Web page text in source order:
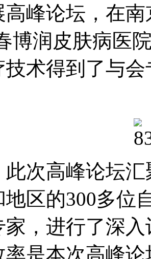
高峰论坛，在
博润皮肤病医
技术得到了与
此次高峰论坛
地区的300多位
家，进行了深
率是本次高峰